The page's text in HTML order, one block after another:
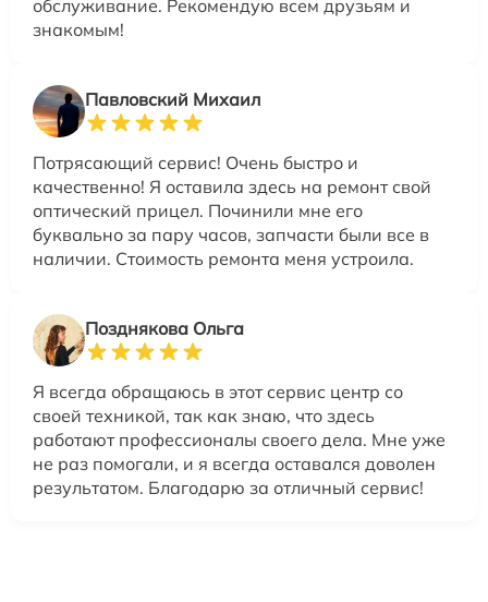
обслуживание. Рекомендую всем друзьям и
знакомым!
Павловский Михаил
Потрясающий сервис! Очень быстро и
качественно! Я оставила здесь на ремонт свой
оптический прицел. Починили мне его
буквально за пару часов, запчасти были все в
наличии. Стоимость ремонта меня устроила.
Позднякова Ольга
Я всегда обращаюсь в этот сервис центр со
своей техникой, так как знаю, что здесь
работают профессионалы своего дела. Мне уже
не раз помогали, и я всегда оставался доволен
результатом. Благодарю за отличный сервис!